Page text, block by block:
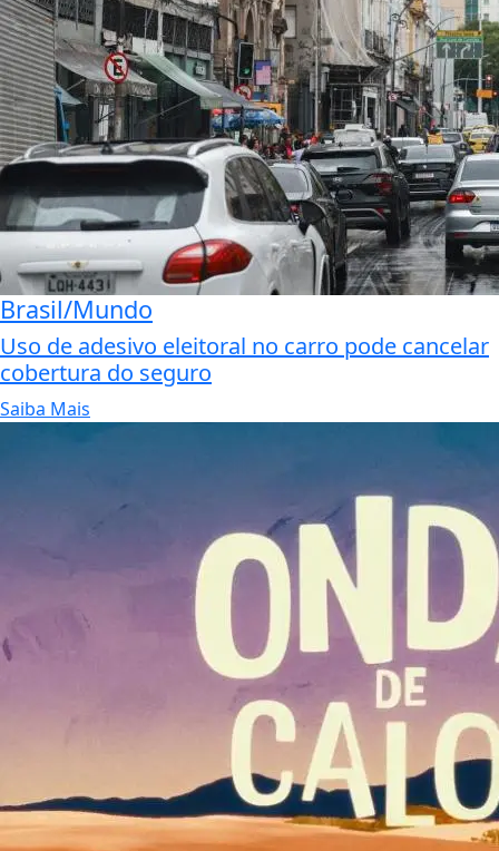
Brasil/Mundo
Uso de adesivo eleitoral no carro pode cancelar
cobertura do seguro
Saiba Mais